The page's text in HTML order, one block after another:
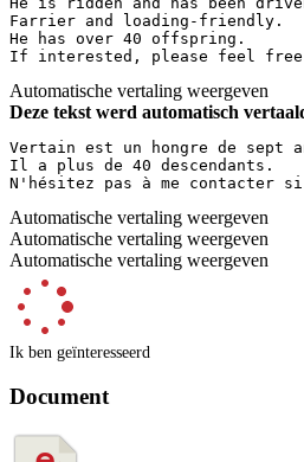
Farrier and loading-friendly.
He has over 40 offspring.
If interested, please feel free
Automatische vertaling weergeven
Deze tekst werd automatisch
Vertain est un hongre de sept
Il a plus de 40 descendants.
N'hésitez pas à me contacter
Automatische vertaling weergeven
Automatische vertaling weergeven
Automatische vertaling weergeven
Ik ben geïnteresseerd
Document